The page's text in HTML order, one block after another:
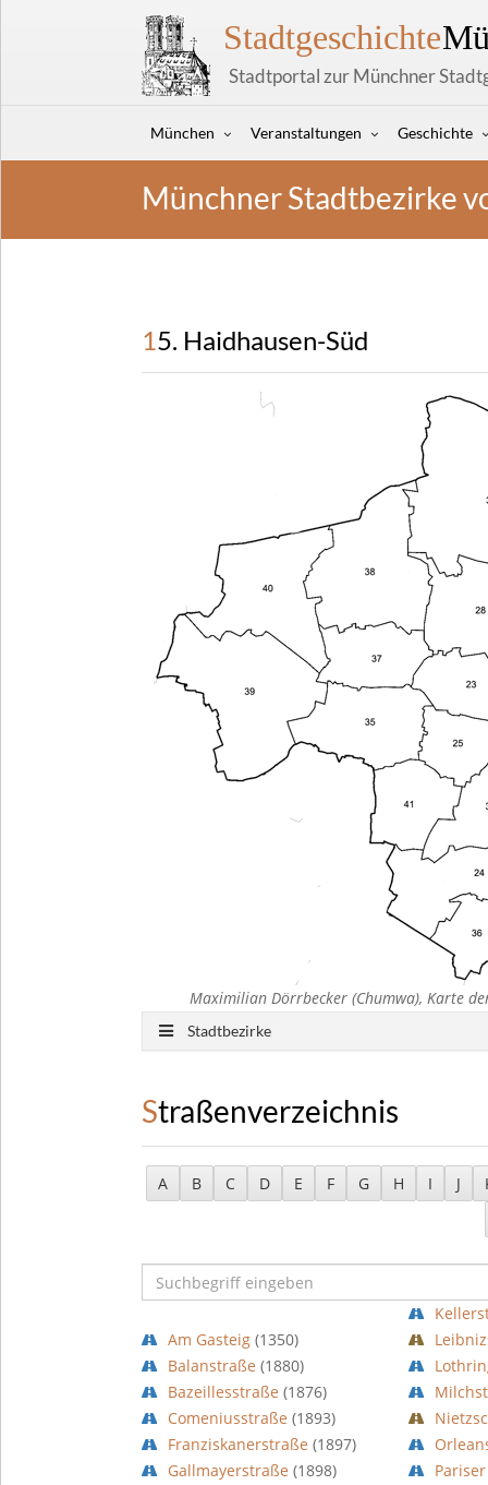
Stadtgeschichte
Stadtportal zur Münchner
München Veranstaltungen Geschichte
Münchner Stadtbezirke
15. Haidhausen-Süd
Maximilian Dörrbecker (Chumwa), Karte
Stadtbezirke
Straßenverzeichnis
A B C D E F G H I J
Am Gasteig (1350)
Balanstraße (1880)
Bazeillesstraße (1876)
Comeniusstraße (1893)
Franziskanerstraße (1897)
Gallmayerstraße (1898)